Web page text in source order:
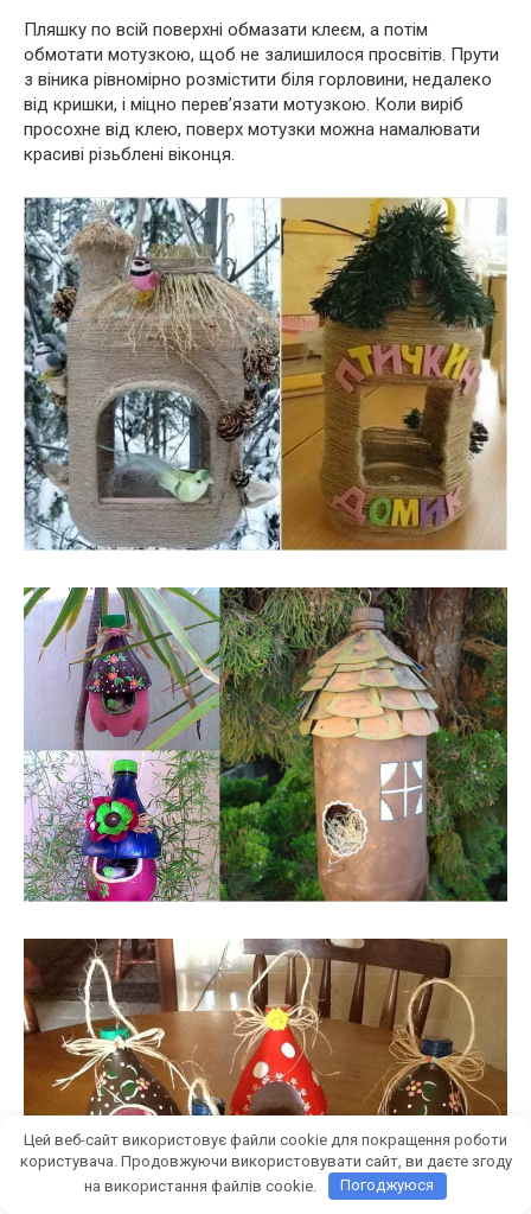
Пляшку по всій поверхні обмазати клеєм, а потім
обмотати мотузкою, щоб не залишилося просвітів. Прути
з віника рівномірно розмістити біля горловини, недалеко
від кришки, і міцно перев’язати мотузкою. Коли виріб
просохне від клею, поверх мотузки можна намалювати
красиві різьблені віконця.
Цей веб-сайт використовує файли cookie для покращення роботи
користувача. Продовжуючи використовувати сайт, ви даєте згоду
на використання файлів cookie.
Погоджуюся